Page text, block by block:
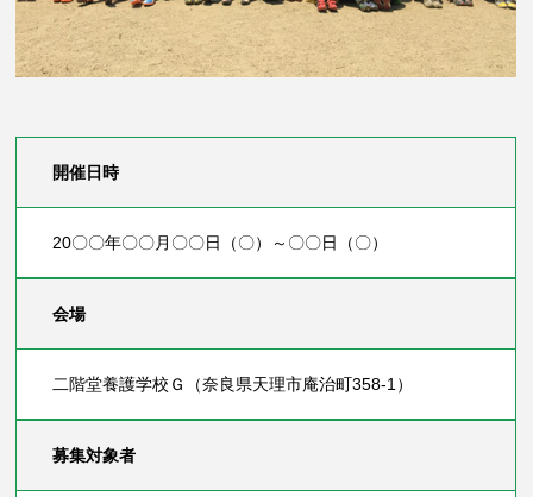
開催日時
20〇〇年〇〇月〇〇日（〇）～〇〇日（〇）
会場
二階堂養護学校Ｇ（奈良県天理市庵治町358-1）
募集対象者